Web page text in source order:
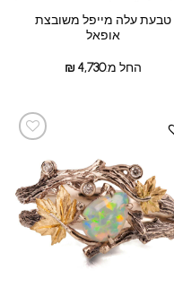
טבעת עלה מייפל משובצת
אופאל
החל מ: ₪4,730